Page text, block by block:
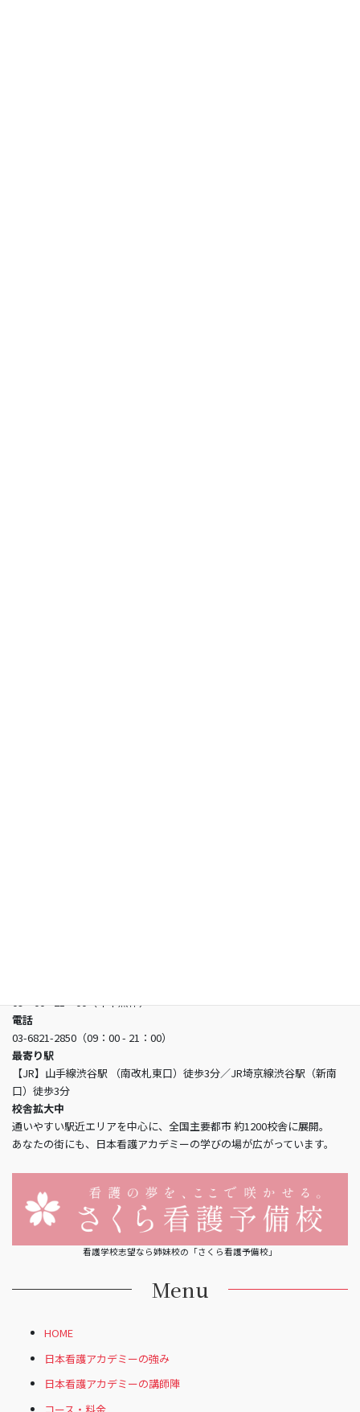
09：00 - 21：00（年中無休）
電話
03-6821-2850（09：00 - 21：00）
最寄り駅
【JR】山手線渋谷駅 （南改札東口）徒歩3分／JR埼京線渋谷駅（新南
口）徒歩3分
校舎拡大中
通いやすい駅近エリアを中心に、全国主要都市 約1200校舎に展開。
あなたの街にも、日本看護アカデミーの学びの場が広がっています。
看護学校志望なら姉妹校の「さくら看護予備校」
Menu
HOME
日本看護アカデミーの強み
日本看護アカデミーの講師陣
コース・料金